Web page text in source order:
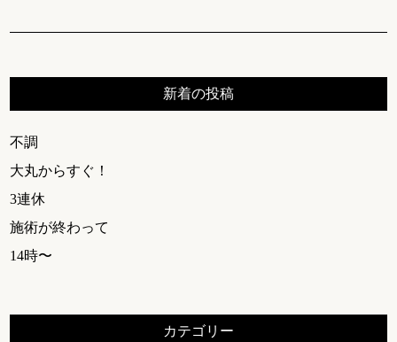
新着の投稿
不調
大丸からすぐ！
3連休
施術が終わって
14時〜
カテゴリー